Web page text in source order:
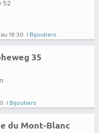
52
18:30 | Bijoutiers
35
| Bijoutiers
du Mont-Blanc